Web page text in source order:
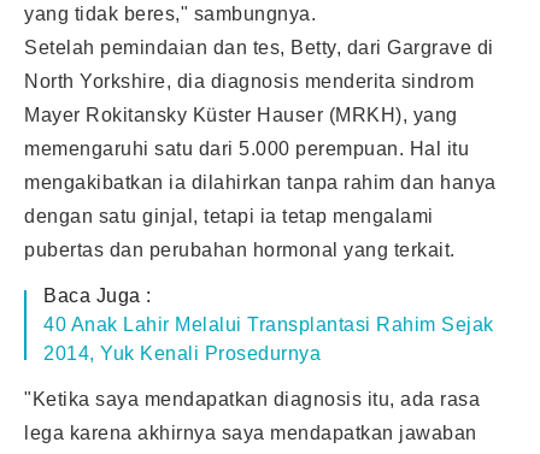
yang tidak beres," sambungnya.
Setelah pemindaian dan tes, Betty, dari Gargrave di
North Yorkshire, dia diagnosis menderita sindrom
Mayer Rokitansky Küster Hauser (MRKH), yang
memengaruhi satu dari 5.000 perempuan. Hal itu
mengakibatkan ia dilahirkan tanpa rahim dan hanya
dengan satu ginjal, tetapi ia tetap mengalami
pubertas dan perubahan hormonal yang terkait.
Baca Juga :
40 Anak Lahir Melalui Transplantasi Rahim Sejak
2014, Yuk Kenali Prosedurnya
"Ketika saya mendapatkan diagnosis itu, ada rasa
lega karena akhirnya saya mendapatkan jawaban